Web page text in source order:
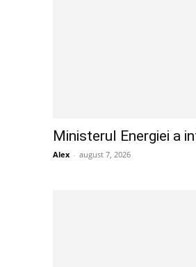
Ministerul Energiei a
Alex - august 7, 2026